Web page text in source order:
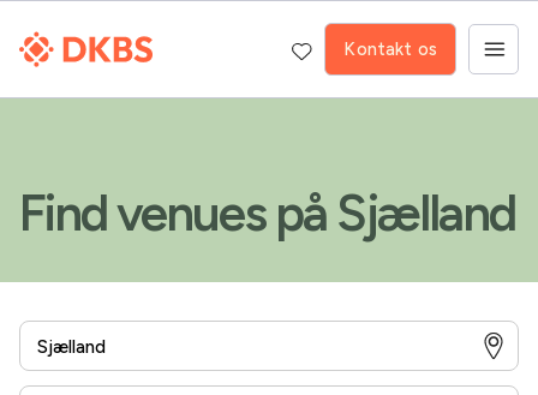
Kontakt os
Find venues på Sjælland